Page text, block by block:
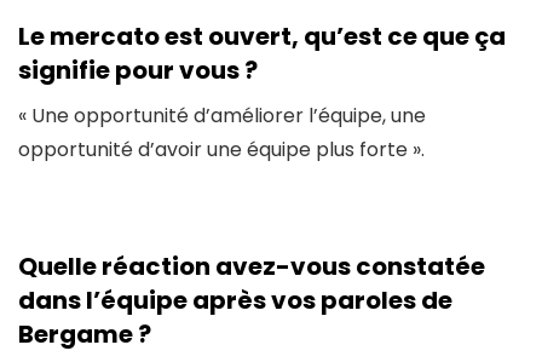
Le mercato est ouvert, qu’est ce que ça
signifie pour vous ?
« Une opportunité d’améliorer l’équipe, une
opportunité d’avoir une équipe plus forte ».
Quelle réaction avez-vous constatée
dans l’équipe après vos paroles de
Bergame ?